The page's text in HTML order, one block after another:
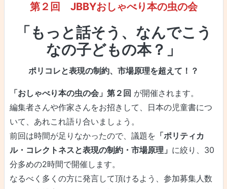
第２回 JBBYおしゃべり本の虫の会
「もっと話そう、なんでこう
なの子どもの本？」
ポリコレと表現の制約、市場原理を超えて！？
「おしゃべり本の虫の会」第２回 が開催されます。
編集者さんや作家さんをお招きして、日本の児童書につ
いて、あれこれ語り合いましょう。
前回は時間が足りなかったので、議題を 「ポリティカ
ル・コレクトネスと表現の制約・市場原理」 に絞り、30
分多めの2時間で開催します。
なるべく多くの方に発言して頂けるよう、参加募集人数